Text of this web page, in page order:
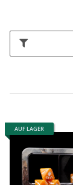
AUF LAGER